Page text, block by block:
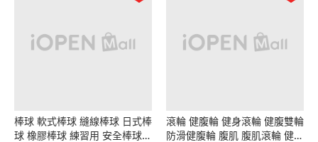
棒球 軟式棒球 縫線棒球 日式棒
球 橡膠棒球 練習用 安全棒球
滾輪 健腹輪 健身滾輪 健腹雙輪
防滑健腹輪 腹肌 腹肌滾輪 健身